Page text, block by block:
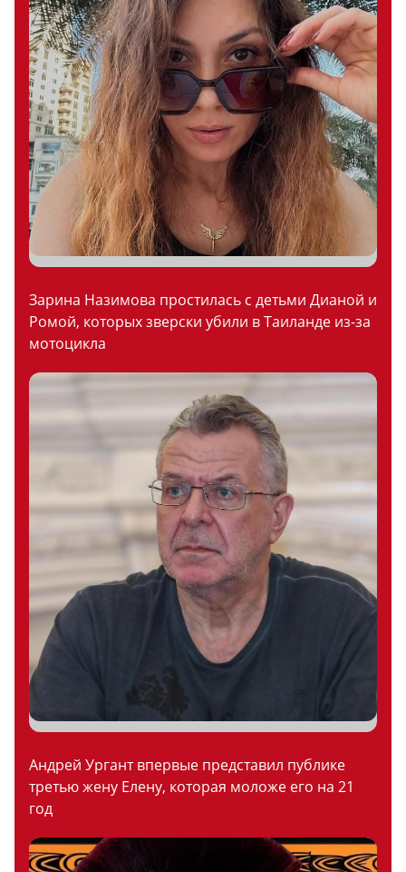
Зарина Назимова простилась с детьми Дианой и
Ромой, которых зверски убили в Таиланде из-за
мотоцикла
Андрей Ургант впервые представил публике
третью жену Елену, которая моложе его на 21
год